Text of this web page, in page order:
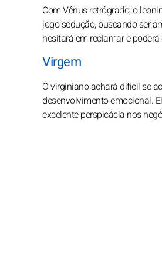
Com Vênus retrógrado, o
jogo sedução, buscando ser
hesitará em reclamar e
Virgem
O virginiano achará difícil se
desenvolvimento emocional.
excelente perspicácia nos